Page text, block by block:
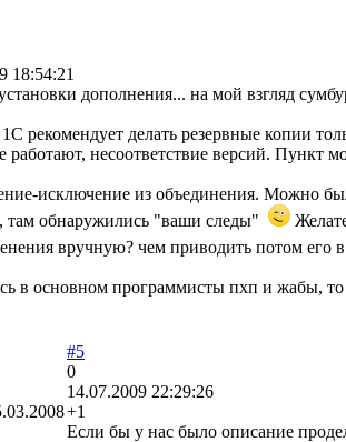
18:54:21
дополнения... на мой взгляд
рекомендует делать резервные копии
работают, несоответствие версий. Пункт
исключение из объединения. Можно
там обнаружились "ваши следы"
вручную? чем приводить потом его в
в основном программисты пхп и жабы,
#5
0
14.07.2009 22:29:26
+1
Если бы у нас было описание